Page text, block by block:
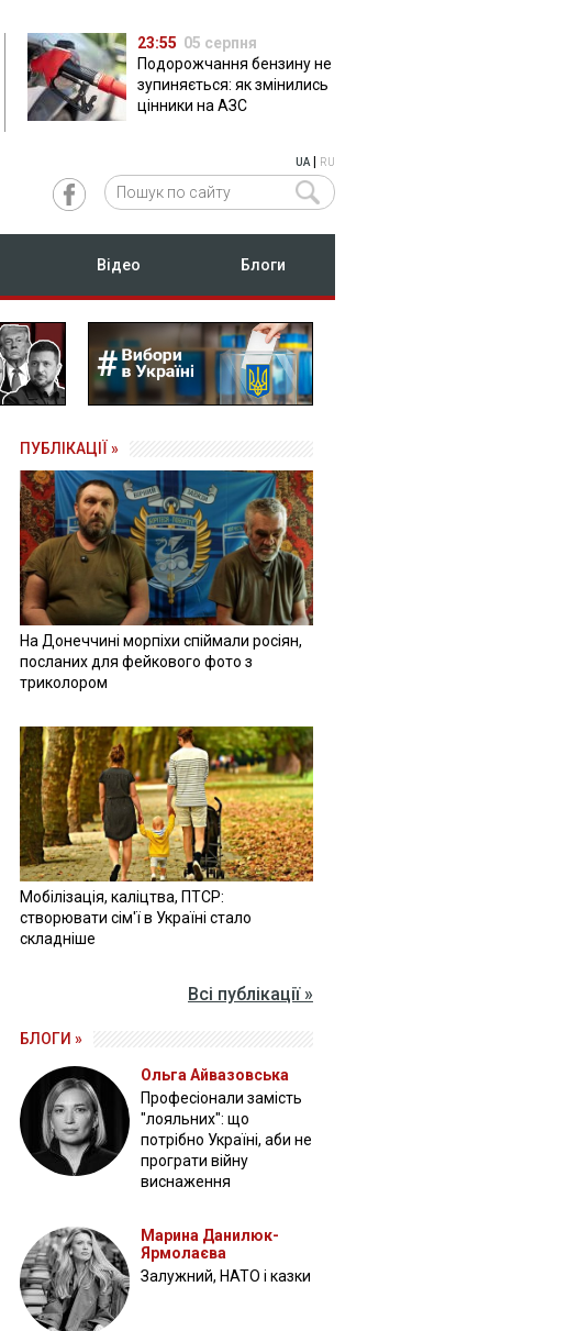
23:55 05 серпня
Подорожчання бензину не
зупиняється: як змінились
цінники на АЗС
UA| RU
Відео Блоги
ПУБЛІКАЦІЇ »
На Донеччині морпіхи спіймали росіян,
посланих для фейкового фото з
триколором
Мобілізація, каліцтва, ПТСР:
створювати сім'ї в Україні стало
складніше
Всі публікації »
БЛОГИ »
Ольга Айвазовська
Професіонали замість
"лояльних": що
потрібно Україні, аби не
програти війну
виснаження
Марина Данилюк-
Ярмолаєва
Залужний, НАТО і казки